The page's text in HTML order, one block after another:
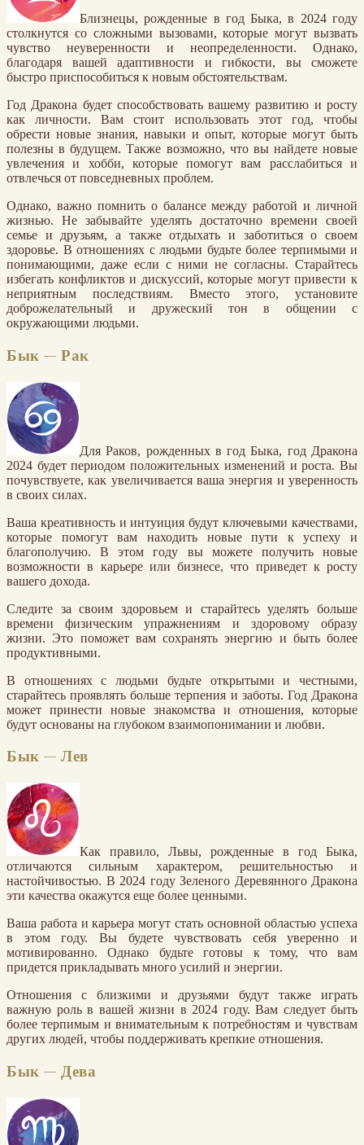
Близнецы, рожденные в год Быка, в 2024 году
столкнутся со сложными вызовами, которые могут вызвать
чувство неуверенности и неопределенности. Однако,
благодаря вашей адаптивности и гибкости, вы сможете
быстро приспособиться к новым обстоятельствам.
Год Дракона будет способствовать вашему развитию и росту
как личности. Вам стоит использовать этот год, чтобы
обрести новые знания, навыки и опыт, которые могут быть
полезны в будущем. Также возможно, что вы найдете новые
увлечения и хобби, которые помогут вам расслабиться и
отвлечься от повседневных проблем.
Однако, важно помнить о балансе между работой и личной
жизнью. Не забывайте уделять достаточно времени своей
семье и друзьям, а также отдыхать и заботиться о своем
здоровье. В отношениях с людьми будьте более терпимыми и
понимающими, даже если с ними не согласны. Старайтесь
избегать конфликтов и дискуссий, которые могут привести к
неприятным последствиям. Вместо этого, установите
доброжелательный и дружеский тон в общении с
окружающими людьми.
Бык — Рак
Для Раков, рожденных в год Быка, год Дракона
2024 будет периодом положительных изменений и роста. Вы
почувствуете, как увеличивается ваша энергия и уверенность
в своих силах.
Ваша креативность и интуиция будут ключевыми качествами,
которые помогут вам находить новые пути к успеху и
благополучию. В этом году вы можете получить новые
возможности в карьере или бизнесе, что приведет к росту
вашего дохода.
Следите за своим здоровьем и старайтесь уделять больше
времени физическим упражнениям и здоровому образу
жизни. Это поможет вам сохранять энергию и быть более
продуктивными.
В отношениях с людьми будьте открытыми и честными,
старайтесь проявлять больше терпения и заботы. Год Дракона
может принести новые знакомства и отношения, которые
будут основаны на глубоком взаимопонимании и любви.
Бык — Лев
Как правило, Львы, рожденные в год Быка,
отличаются сильным характером, решительностью и
настойчивостью. В 2024 году Зеленого Деревянного Дракона
эти качества окажутся еще более ценными.
Ваша работа и карьера могут стать основной областью успеха
в этом году. Вы будете чувствовать себя уверенно и
мотивированно. Однако будьте готовы к тому, что вам
придется прикладывать много усилий и энергии.
Отношения с близкими и друзьями будут также играть
важную роль в вашей жизни в 2024 году. Вам следует быть
более терпимым и внимательным к потребностям и чувствам
других людей, чтобы поддерживать крепкие отношения.
Бык — Дева